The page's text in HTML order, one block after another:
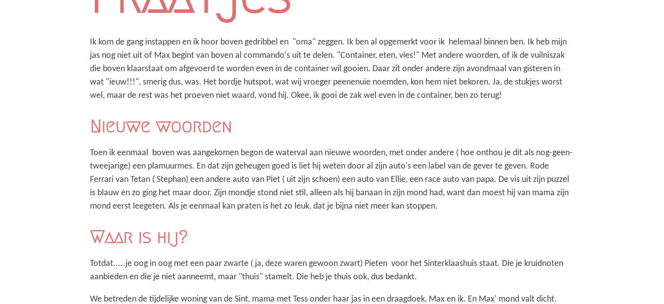
Ik kom de gang instappen en ik hoor boven gedribbel en "oma" zeggen. Ik ben al opgemerkt voor ik helemaal binnen ben. Ik heb mijn
jas nog niet uit of Max begint van boven al commando's uit te delen. "Container, eten, vies!" Met andere woorden, of ik de vuilniszak
die boven klaarstaat om afgevoerd te worden even in de container wil gooien. Daar zit onder andere zijn avondmaal van gisteren in
wat "ieuw!!!", smerig dus, was. Het bordje hutspot, wat wij vroeger peenenuie noemden, kon hem niet bekoren. Ja, de stukjes worst
wel, maar de rest was het proeven niet waard, vond hij. Okee, ik gooi de zak wel even in de container, ben zo terug!
Nieuwe woorden
Toen ik eenmaal boven was aangekomen begon de waterval aan nieuwe woorden, met onder andere ( hoe onthou je dit als nog-geen-
tweejarige) een plamuurmes. En dat zijn geheugen goed is liet hij weten door al zijn auto's een label van de gever te geven. Rode
Ferrari van Tetan ( Stephan) een andere auto van Piet ( uit zijn schoen) een auto van Ellie, een race auto van papa. De vis uit zijn puzzel
is blauw en zo ging het maar door. Zijn mondje stond niet stil, alleen als hij banaan in zijn mond had, want dan moest hij van mama zijn
mond eerst leegeten. Als je eenmaal kan praten is het zo leuk, dat je bijna niet meer kan stoppen.
Waar is hij?
Totdat.....je oog in oog met een paar zwarte ( ja, deze waren gewoon zwart) Pieten voor het Sinterklaashuis staat. Die je kruidnoten
aanbieden en die je niet aanneemt, maar "thuis" stamelt. Die heb je thuis ook, dus bedankt.
We betreden de tijdelijke woning van de Sint, mama met Tess onder haar jas in een draagdoek, Max en ik. En Max' mond valt dicht.